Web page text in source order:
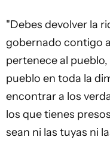
"Debes devolver la
gobernado contigo
pertenece al
pueblo en toda la
encontrar a los
los que tienes
sean ni las tuyas ni